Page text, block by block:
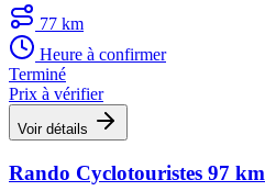
77 km
Heure à confirmer
Terminé
Prix à vérifier
Voir détails
Rando Cyclotouristes 97 km